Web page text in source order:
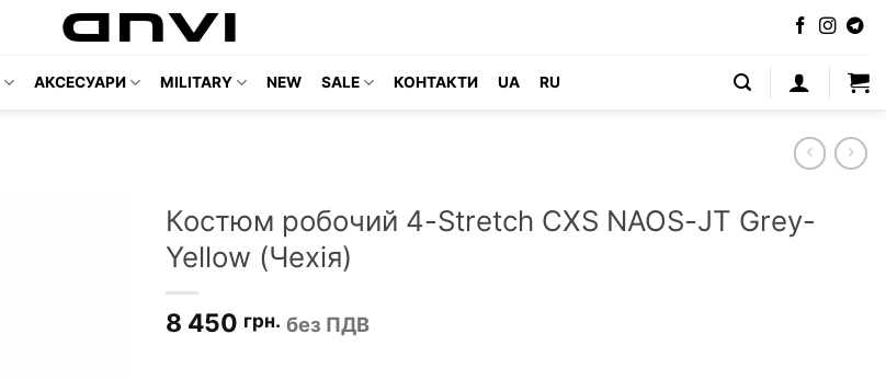
АКСЕСУАРИ MILITARY NEW SALE КОНТАКТИ UA RU
Костюм робочий 4-Stretch CXS NAOS-JT Grey-
Yellow (Чехія)
8 450 грн. без ПДВ